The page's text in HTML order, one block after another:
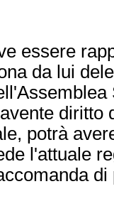
essere
da lui
diritto
potrà
l'attuale